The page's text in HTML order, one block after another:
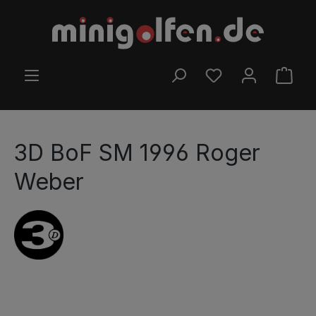
Preskočiť na hlavný obsah
MÁTE 0 POLOŽKY
3D BoF SM 1996 Roger
Weber